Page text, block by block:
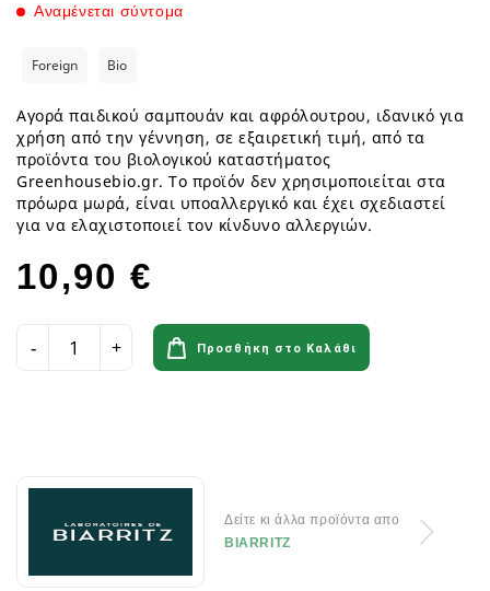
Αναμένεται σύντομα
Foreign Bio
Αγορά παιδικού σαμπουάν και αφρόλουτρου, ιδανικό για
χρήση από την γέννηση, σε εξαιρετική τιμή, από τα
προϊόντα του βιολογικού καταστήματος
Greenhousebio.gr. Το προϊόν δεν χρησιμοποιείται στα
πρόωρα μωρά, είναι υποαλλεργικό και έχει σχεδιαστεί
για να ελαχιστοποιεί τον κίνδυνο αλλεργιών.
10,90 €
Προσθήκη στο Καλάθι
Δείτε κι άλλα προϊόντα απο
BIARRITZ